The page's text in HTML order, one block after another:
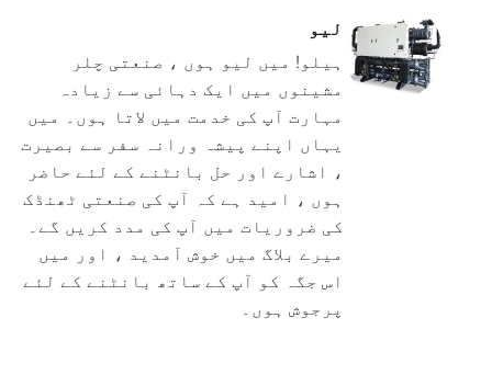
لیو
ہیلو! میں لیو ہوں ، صنعتی چلر
مشینوں میں ایک دہائی سے زیادہ
مہارت آپ کی خدمت میں لاتا ہوں۔ میں
یہاں اپنے پیشہ ورانہ سفر سے بصیرت
، اشارے اور حل بانٹنے کے لئے حاضر
ہوں ، امید ہے کہ آپ کی صنعتی ٹھنڈک
کی ضروریات میں آپ کی مدد کریں گے۔
میرے بلاگ میں خوش آمدید ، اور میں
اس جگہ کو آپ کے ساتھ بانٹنے کے لئے
پرجوش ہوں۔